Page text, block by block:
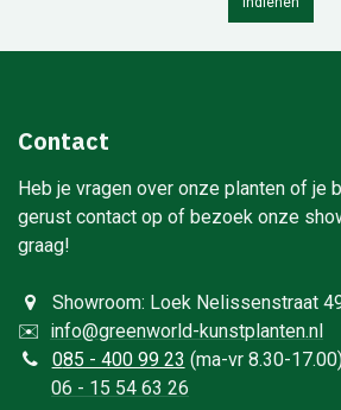
Contact
Heb je vragen over onze planten of je
gerust contact op of bezoek onze
graag!
Showroom: Loek Nelissenstraat
✉️ info@greenworld-kunstplanten.nl
085 - 400 99 23 (ma-vr 8.30-
06 - 15 54 63 26